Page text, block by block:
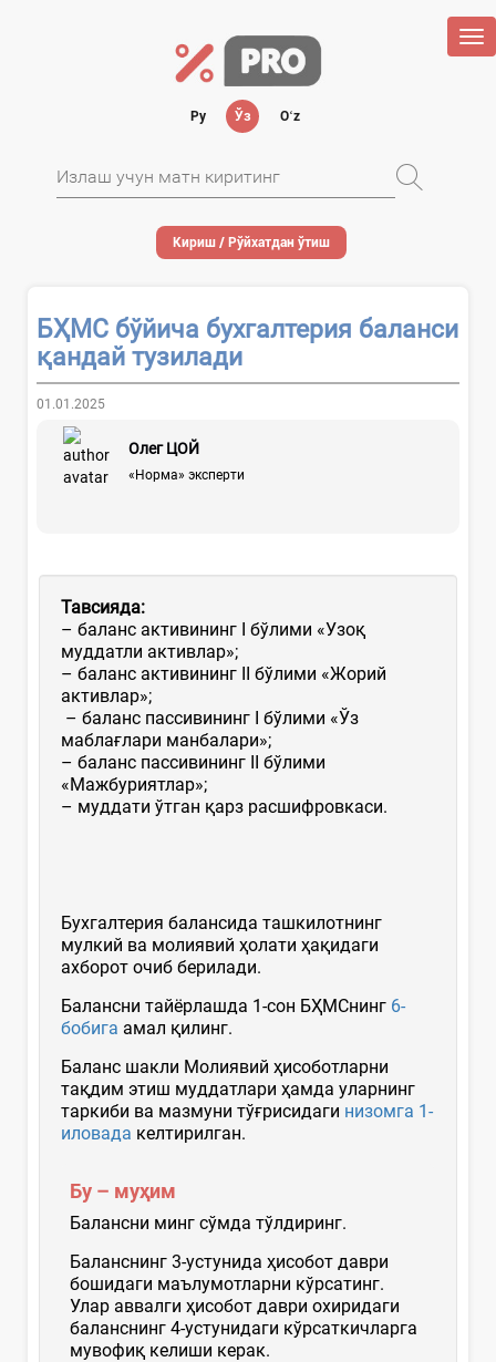
Ру Ўз Oʻz
Кириш / Рўйхатдан ўтиш
БҲМС бўйича бухгалтерия баланси
қандай тузилади
01.01.2025
Олег ЦОЙ
«Норма» эксперти
Тавсияда:
– баланс активининг I бўлими «Узоқ
муддатли активлар»;
– баланс активининг II бўлими «Жорий
активлар»;
– баланс пассивининг I бўлими «Ўз
маблағлари манбалари»;
– баланс пассивининг II бўлими
«Мажбуриятлар»;
– муддати ўтган қарз расшифровкаси.
Бухгалтерия балансида ташкилотнинг
мулкий ва молиявий ҳолати ҳақидаги
ахборот очиб берилади.
Балансни тайёрлашда 1-сон БҲМСнинг 6-
бобига амал қилинг.
Баланс шакли Молиявий ҳисоботларни
тақдим этиш муддатлари ҳамда уларнинг
таркиби ва мазмуни тўғрисидаги низомга 1-
иловада келтирилган.
Бу – муҳим
Балансни минг сўмда тўлдиринг.
Баланснинг 3-устунида ҳисобот даври
бошидаги маълумотларни кўрсатинг.
Улар аввалги ҳисобот даври охиридаги
баланснинг 4-устунидаги кўрсаткичларга
мувофиқ келиши керак.